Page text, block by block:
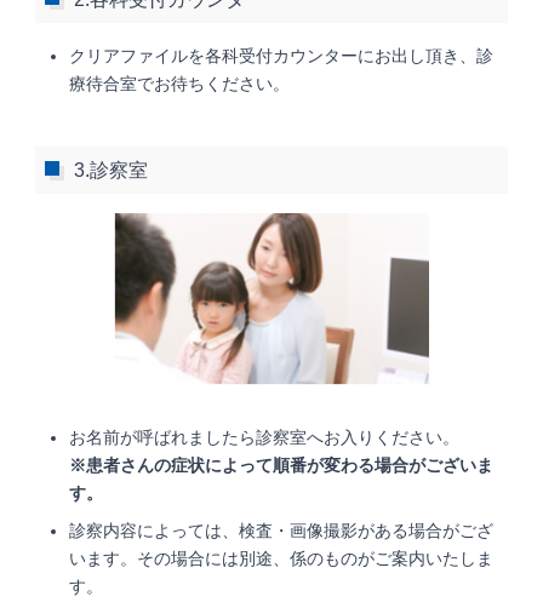
クリアファイルを各科受付カウンターにお出し頂き、診
療待合室でお待ちください。
3.診察室
お名前が呼ばれましたら診察室へお入りください。
※患者さんの症状によって順番が変わる場合がございま
す。
診察内容によっては、検査・画像撮影がある場合がござ
います。その場合には別途、係のものがご案内いたしま
す。